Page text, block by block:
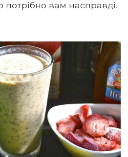
потрібно вам насправді.